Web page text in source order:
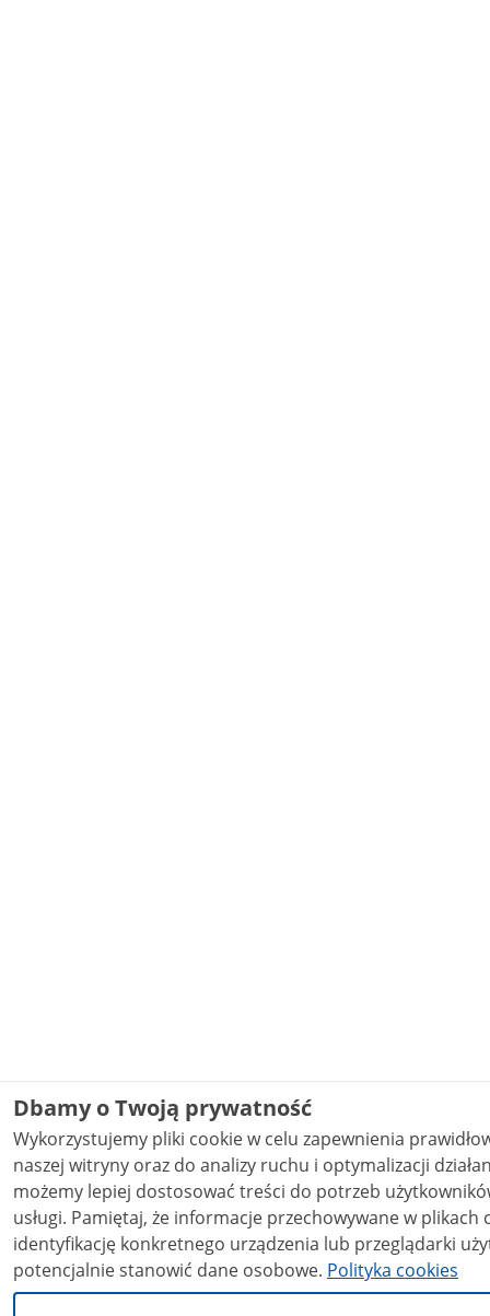
Dbamy o Twoją prywatność
Wykorzystujemy pliki cookie w celu zapewnienia
naszej witryny oraz do analizy ruchu i optymalizacji działania
możemy lepiej dostosować treści do potrzeb
usługi. Pamiętaj, że informacje przechowywane w plikach cookie mogą pozwalać na
identyfikację konkretnego urządzenia lub przeglądarki
potencjalnie stanowić dane osobowe. Polityka cookies